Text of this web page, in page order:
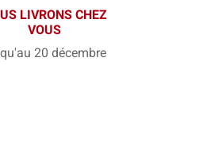
LIVRONS CHEZ
VOUS
20 décembre